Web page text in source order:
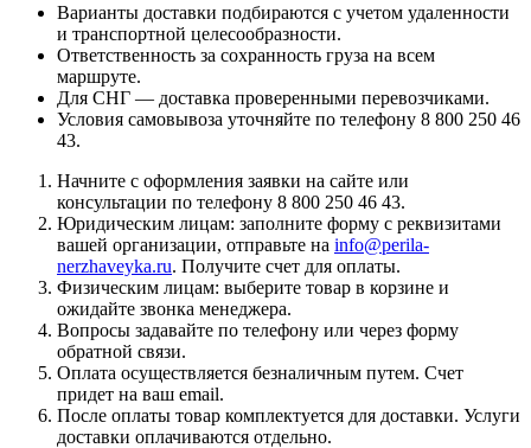
Варианты доставки подбираются с учетом удаленности
и транспортной целесообразности.
Ответственность за сохранность груза на всем
маршруте.
Для СНГ — доставка проверенными перевозчиками.
Условия самовывоза уточняйте по телефону 8 800 250 46
43.
Начните с оформления заявки на сайте или
консультации по телефону 8 800 250 46 43.
Юридическим лицам: заполните форму с реквизитами
вашей организации, отправьте на info@perila-
nerzhaveyka.ru. Получите счет для оплаты.
Физическим лицам: выберите товар в корзине и
ожидайте звонка менеджера.
Вопросы задавайте по телефону или через форму
обратной связи.
Оплата осуществляется безналичным путем. Счет
придет на ваш email.
После оплаты товар комплектуется для доставки. Услуги
доставки оплачиваются отдельно.